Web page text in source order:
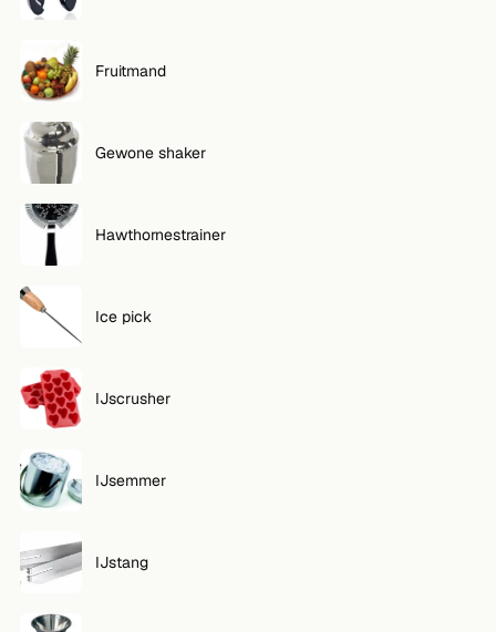
Fruitmand
Gewone shaker
Hawthornestrainer
Ice pick
IJscrusher
IJsemmer
IJstang